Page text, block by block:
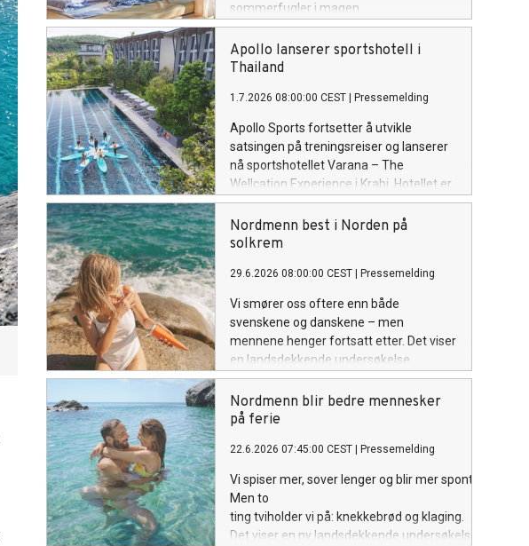
sommerfugler i magen.
Apollo lanserer sportshotell i
Thailand
1.7.2026 08:00:00 CEST Pressemelding
Apollo Sports fortsetter å utvikle
satsingen på treningsreiser og lanserer
nå sportshotellet Varana – The
Wellcation Experience i Krabi. Hotellet er
utviklet for reisende som ønsker å
kombinere trening, velvære og
restitusjon i tropiske omgivelser.
Nordmenn best i Norden på
solkrem
29.6.2026 08:00:00 CEST Pressemelding
Vi smører oss oftere enn både
svenskene og danskene – men
mennene henger fortsatt etter. Det viser
en landsdekkende undersøkelse
gjennomført av Apollo.
Nordmenn blir bedre mennesker
på ferie
22.6.2026 07:45:00 CEST Pressemelding
Vi spiser mer, sover lenger og blir mer spontane.
Men to
ting tviholder vi på: knekkebrød og klaging.
Det viser en ny landsdekkende undersøkelse